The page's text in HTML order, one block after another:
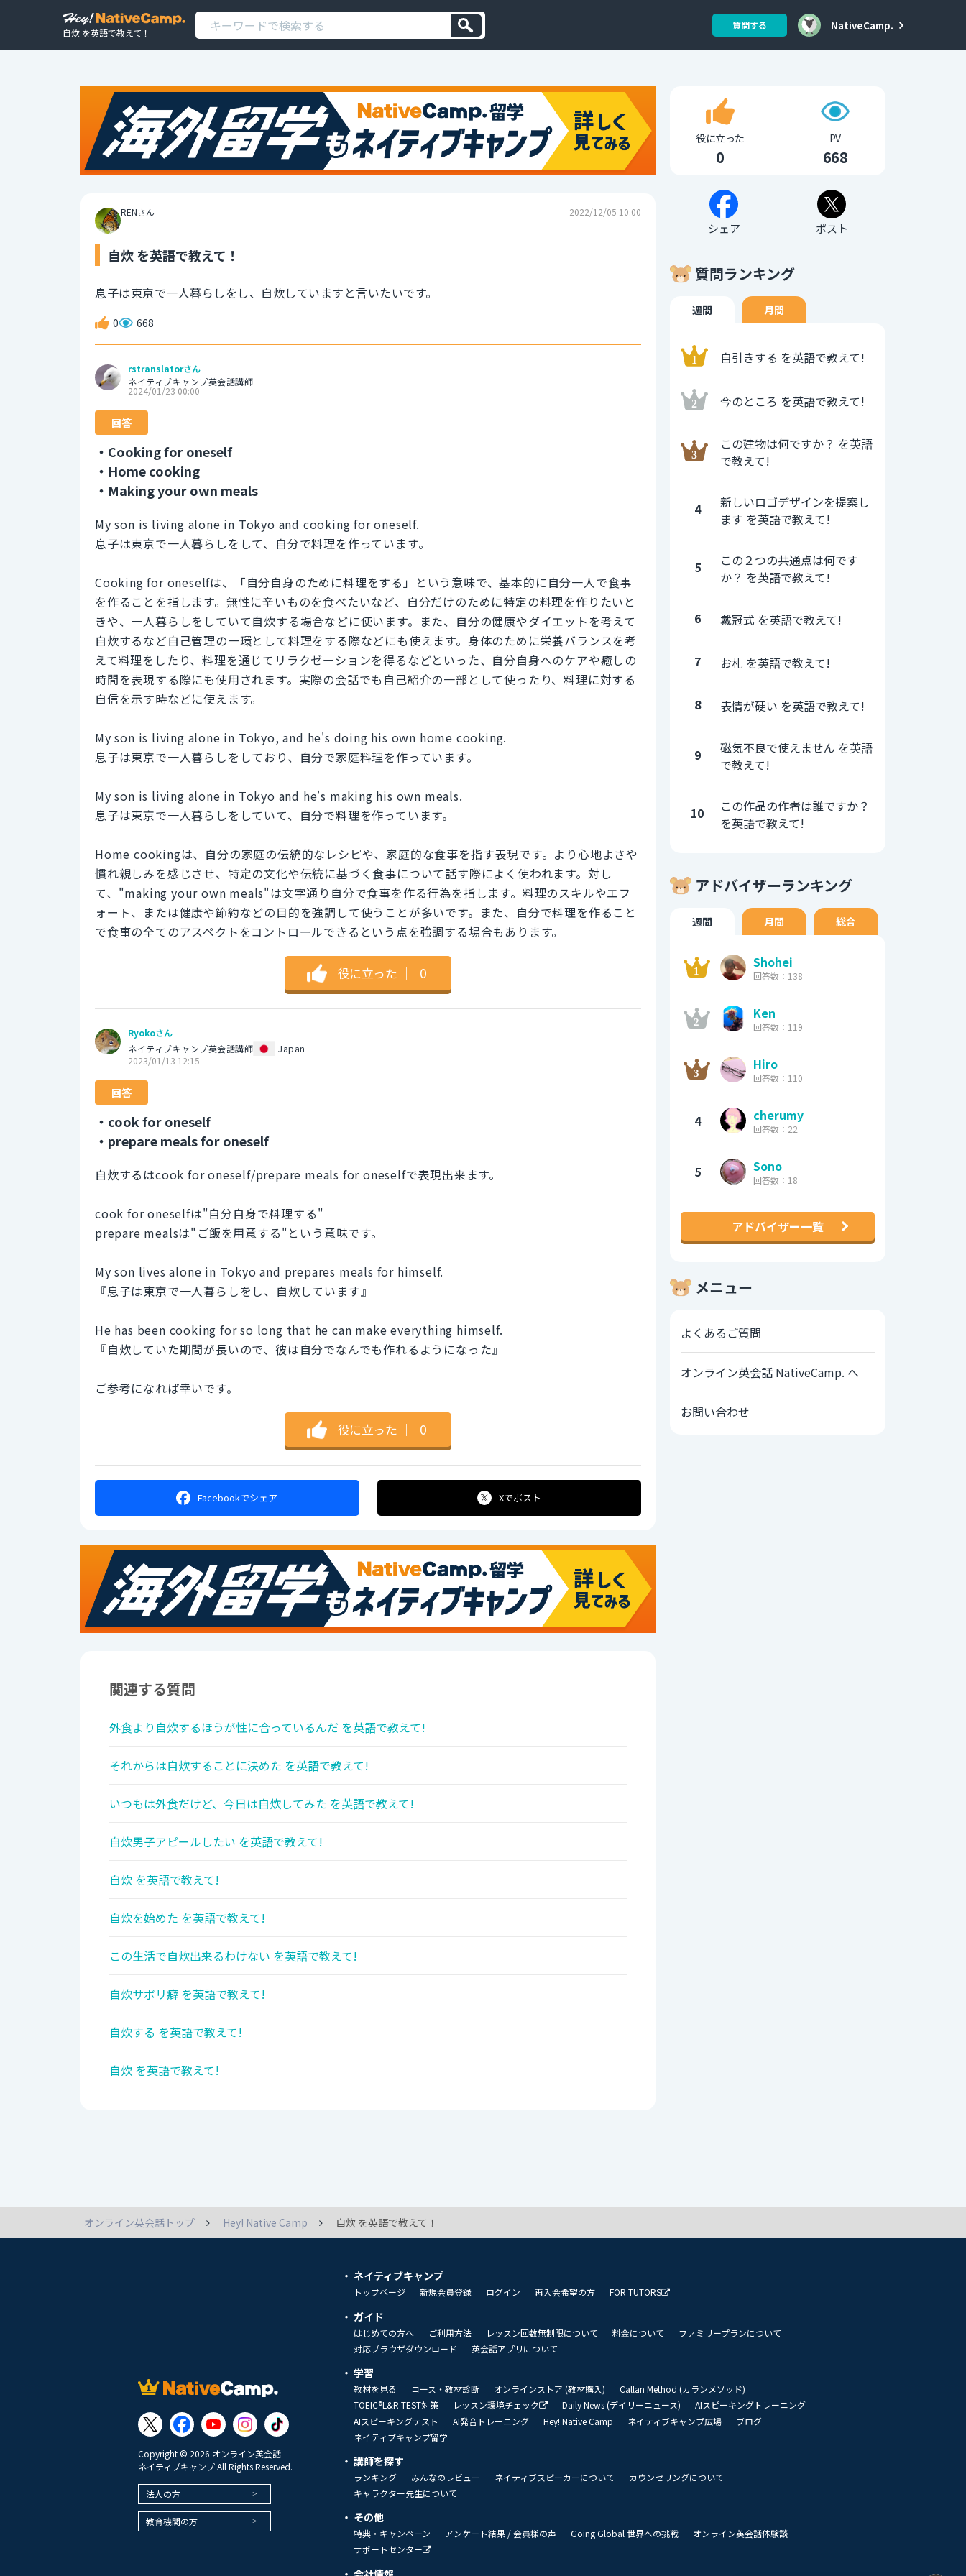
自炊 を英語で教えて！
質問する NativeCamp.
RENさん 2022/12/05 10:00
自炊 を英語で教えて！
息子は東京で一人暮らしをし、自炊していますと言いたいです。
0 668
rstranslatorさん
ネイティブキャンプ英会話講師
2024/01/23 00:00
回答
・Cooking for oneself
・Home cooking
・Making your own meals
My son is living alone in Tokyo and cooking for oneself.
息子は東京で一人暮らしをして、自分で料理を作っています。
Cooking for oneselfは、「自分自身のために料理をする」という意味で、基本的に自分一人で食事
を作ることを指します。無性に辛いものを食べたいなど、自分だけのために特定の料理を作りたいと
きや、一人暮らしをしていて自炊する場合などに使います。また、自分の健康やダイエットを考えて
自炊するなど自己管理の一環として料理をする際などにも使えます。身体のために栄養バランスを考
えて料理をしたり、料理を通じてリラクゼーションを得るなどといった、自分自身へのケアや癒しの
時間を表現する際にも使用されます。実際の会話でも自己紹介の一部として使ったり、料理に対する
自信を示す時などに使えます。
My son is living alone in Tokyo, and he's doing his own home cooking.
息子は東京で一人暮らしをしており、自分で家庭料理を作っています。
My son is living alone in Tokyo and he's making his own meals.
息子は東京で一人暮らしをしていて、自分で料理を作っています。
Home cookingは、自分の家庭の伝統的なレシピや、家庭的な食事を指す表現です。より心地よさや
慣れ親しみを感じさせ、特定の文化や伝統に基づく食事について話す際によく使われます。対し
て、"making your own meals"は文字通り自分で食事を作る行為を指します。料理のスキルやエフ
ォート、または健康や節約などの目的を強調して使うことが多いです。また、自分で料理を作ること
で食事の全てのアスペクトをコントロールできるという点を強調する場合もあります。
役に立った ｜ 0
Ryokoさん
ネイティブキャンプ英会話講師
Japan
2023/01/13 12:15
回答
・cook for oneself
・prepare meals for oneself
自炊するはcook for oneself/prepare meals for oneselfで表現出来ます。
cook for oneselfは"自分自身で料理する"
prepare mealsは"ご飯を用意する"という意味です。
My son lives alone in Tokyo and prepares meals for himself.
『息子は東京で一人暮らしをし、自炊しています』
He has been cooking for so long that he can make everything himself.
『自炊していた期間が長いので、彼は自分でなんでも作れるようになった』
ご参考になれば幸いです。
役に立った ｜ 0
Facebookでシェア Xでポスト
関連する質問
外食より自炊するほうが性に合っているんだ を英語で教えて!
それからは自炊することに決めた を英語で教えて!
いつもは外食だけど、今日は自炊してみた を英語で教えて!
自炊男子アピールしたい を英語で教えて!
自炊 を英語で教えて!
自炊を始めた を英語で教えて!
この生活で自炊出来るわけない を英語で教えて!
自炊サボリ癖 を英語で教えて!
自炊する を英語で教えて!
自炊 を英語で教えて!
役に立った
0
PV
668
シェア ポスト
質問ランキング
週間 月間
自引きする を英語で教えて!
今のところ を英語で教えて!
この建物は何ですか？ を英語
で教えて!
4
新しいロゴデザインを提案し
ます を英語で教えて!
5
この２つの共通点は何です
か？ を英語で教えて!
6 戴冠式 を英語で教えて!
7 お札 を英語で教えて!
8 表情が硬い を英語で教えて!
9
磁気不良で使えません を英語
で教えて!
10
この作品の作者は誰ですか？
を英語で教えて!
アドバイザーランキング
週間 月間 総合
Shohei
回答数：138
Ken
回答数：119
Hiro
回答数：110
4 cherumy
回答数：22
5 Sono
回答数：18
アドバイザー一覧
メニュー
よくあるご質問
オンライン英会話 NativeCamp. へ
お問い合わせ
オンライン英会話トップ Hey! Native Camp 自炊 を英語で教えて！
Copyright © 2026 オンライン英会話
ネイティブキャンプ All Rights Reserved.
法人の方
教育機関の方
ネイティブキャンプ
トップページ 新規会員登録 ログイン 再入会希望の方 FOR TUTORS
ガイド
はじめての方へ ご利用方法 レッスン回数無制限について 料金について
ファミリープランについて
対応ブラウザダウンロード
英会話アプリについて
学習
教材を見る コース・教材診断 オンラインストア (教材購入)
Callan Method (カランメソッド)
TOEIC®L&R TEST対策
レッスン環境チェック Daily News (デイリーニュース)
AIスピーキングトレーニング
AIスピーキングテスト
AI発音トレーニング Hey! Native Camp ネイティブキャンプ広場
ブログ
ネイティブキャンプ留学
講師を探す
ランキング みんなのレビュー ネイティブスピーカーについて
カウンセリングについて
キャラクター先生について
その他
特典・キャンペーン アンケート結果 / 会員様の声 Going Global 世界への挑戦
オンライン英会話体験談
サポートセンター